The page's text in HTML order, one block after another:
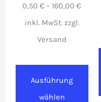
0,50€ –160,00€
Ausführung
wählen